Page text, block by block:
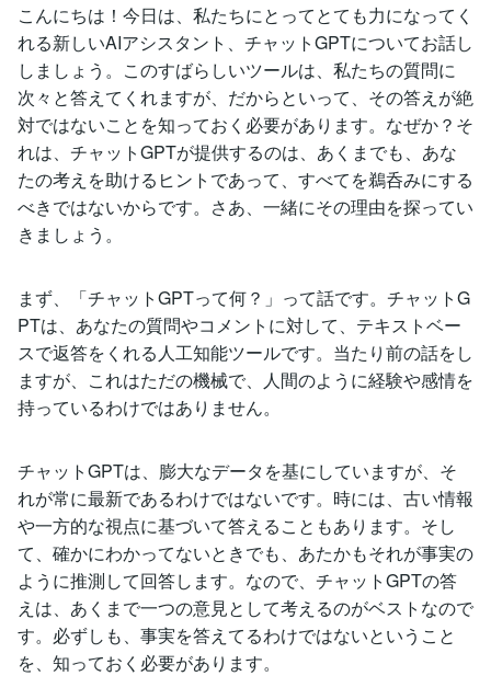
こんにちは！今日は、私たちにとってとても力になってく
れる新しいAIアシスタント、チャットGPTについてお話し
しましょう。このすばらしいツールは、私たちの質問に
次々と答えてくれますが、だからといって、その答えが絶
対ではないことを知っておく必要があります。なぜか？そ
れは、チャットGPTが提供するのは、あくまでも、あな
たの考えを助けるヒントであって、すべてを鵜呑みにする
べきではないからです。さあ、一緒にその理由を探ってい
きましょう。
まず、「チャットGPTって何？」って話です。チャットG
PTは、あなたの質問やコメントに対して、テキストベー
スで返答をくれる人工知能ツールです。当たり前の話をし
ますが、これはただの機械で、人間のように経験や感情を
持っているわけではありません。
チャットGPTは、膨大なデータを基にしていますが、そ
れが常に最新であるわけではないです。時には、古い情報
や一方的な視点に基づいて答えることもあります。そし
て、確かにわかってないときでも、あたかもそれが事実の
ように推測して回答します。なので、チャットGPTの答
えは、あくまで一つの意見として考えるのがベストなので
す。必ずしも、事実を答えてるわけではないということ
を、知っておく必要があります。